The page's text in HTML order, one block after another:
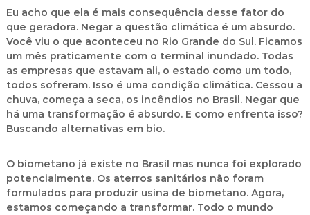
Eu acho que ela é mais consequência desse fator do
que geradora. Negar a questão climática é um absurdo.
Você viu o que aconteceu no Rio Grande do Sul. Ficamos
um mês praticamente com o terminal inundado. Todas
as empresas que estavam ali, o estado como um todo,
todos sofreram. Isso é uma condição climática. Cessou a
chuva, começa a seca, os incêndios no Brasil. Negar que
há uma transformação é absurdo. E como enfrenta isso?
Buscando alternativas em bio.
O biometano já existe no Brasil mas nunca foi explorado
potencialmente. Os aterros sanitários não foram
formulados para produzir usina de biometano. Agora,
estamos começando a transformar. Todo o mundo